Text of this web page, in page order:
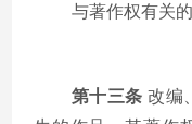
与著作权有关
第十三条改编